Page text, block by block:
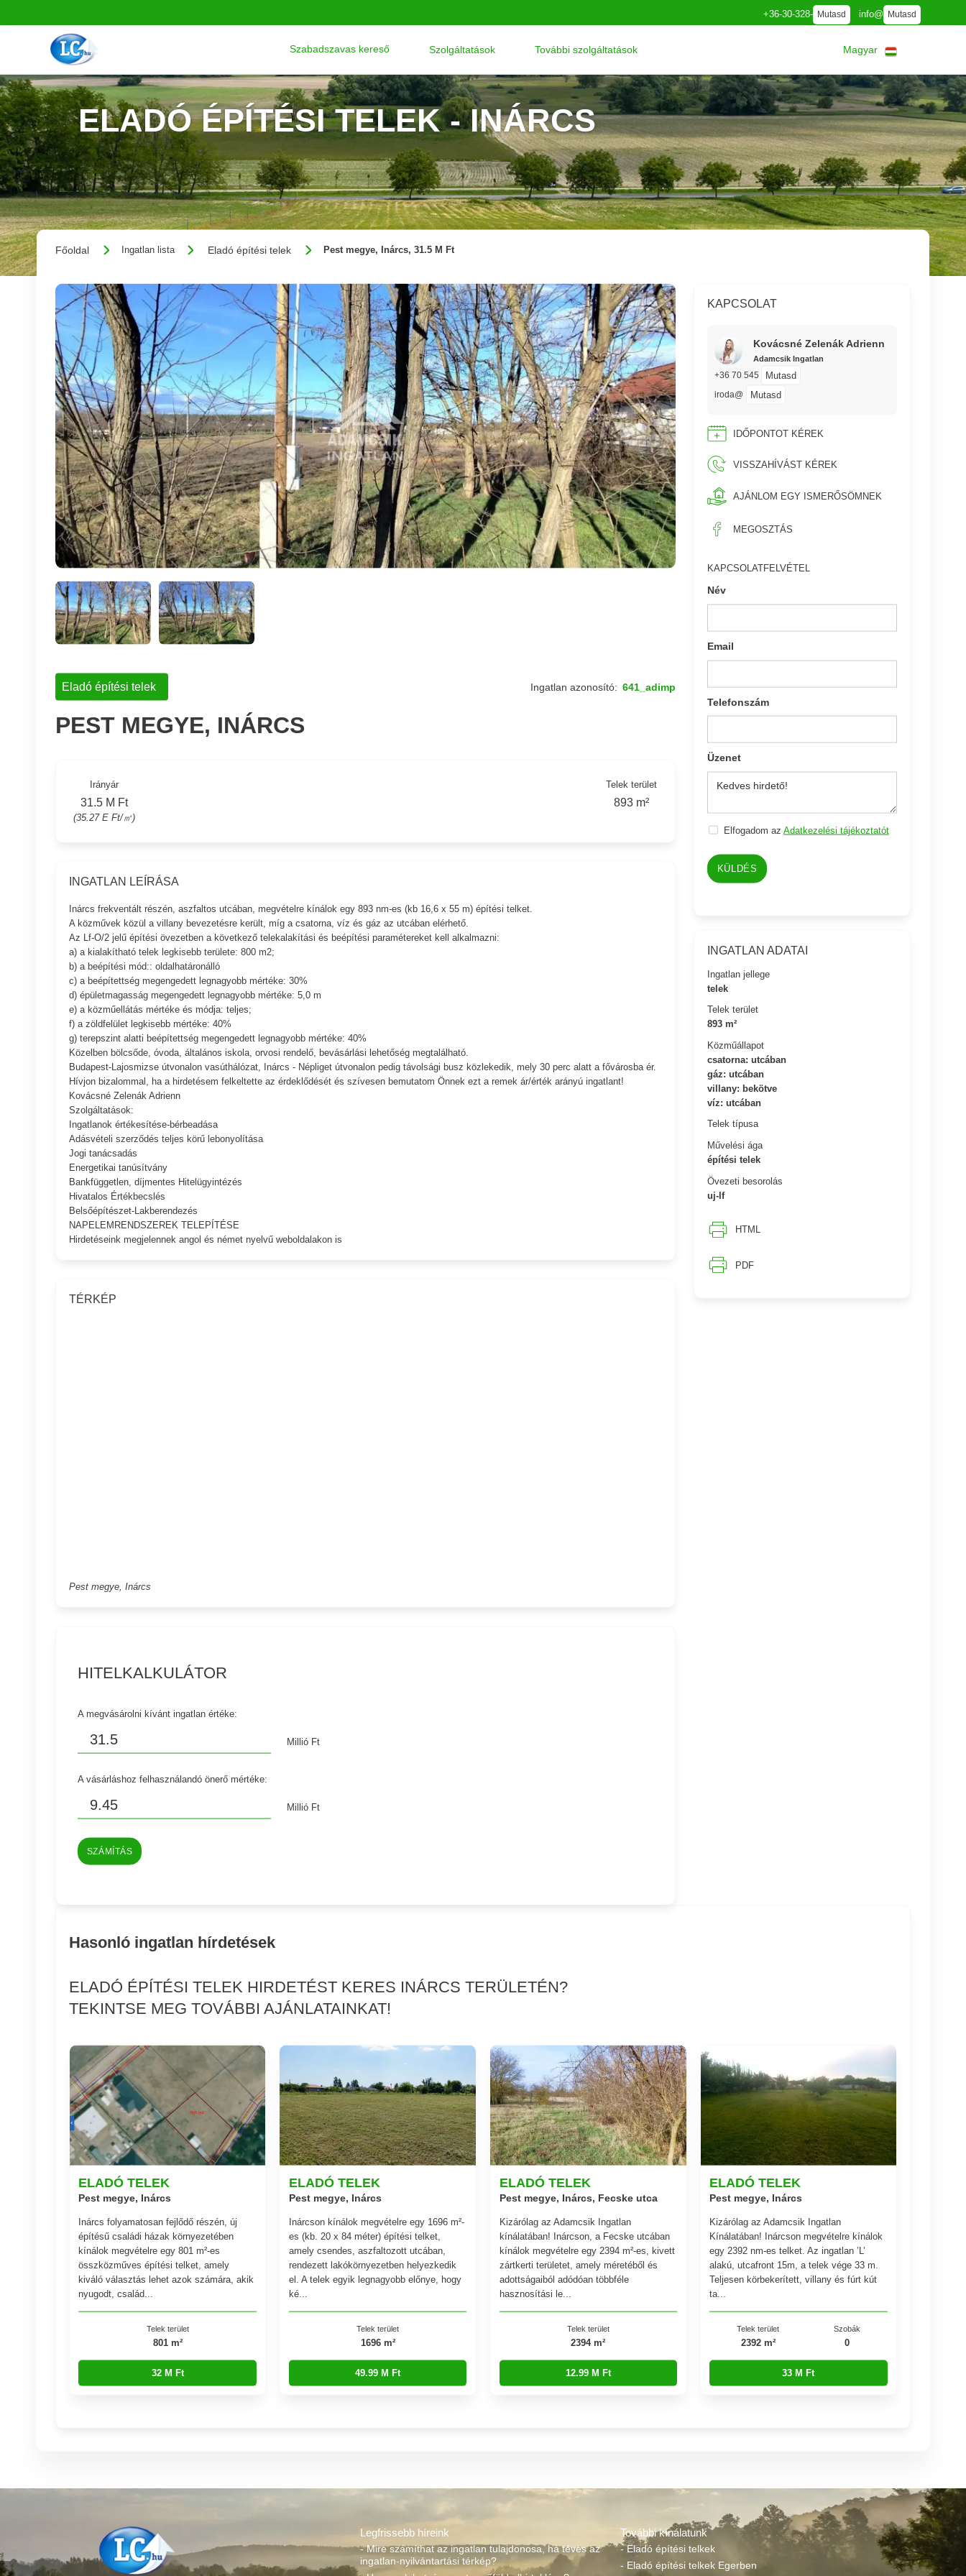
+36-30-328- Mutasd info@ Mutasd
Szabadszavas kereső Szolgáltatások További szolgáltatások Magyar
ELADÓ ÉPÍTÉSI TELEK - INÁRCS
Főoldal Ingatlan lista Eladó építési telek Pest megye, Inárcs, 31.5 M Ft
KAPCSOLAT
Kovácsné Zelenák Adrienn
Adamcsik Ingatlan
+36 70 545 Mutasd
iroda@ Mutasd
IDŐPONTOT KÉREK
VISSZAHÍVÁST KÉREK
AJÁNLOM EGY ISMERŐSÖMNEK
MEGOSZTÁS
KAPCSOLATFELVÉTEL
Név
Email
Telefonszám
Üzenet
Elfogadom az Adatkezelési tájékoztatót
KÜLDÉS
INGATLAN ADATAI
Ingatlan jellege
telek
Telek terület
893 m²
Közműállapot
csatorna: utcában
gáz: utcában
villany: bekötve
víz: utcában
Telek típusa
Művelési ága
építési telek
Övezeti besorolás
uj-lf
HTML
PDF
Eladó építési telek Ingatlan azonosító: 641_adimp
PEST MEGYE, INÁRCS
Irányár
31.5 M Ft
(35.27 E Ft/㎡)
Telek terület
893 m²
INGATLAN LEÍRÁSA
Inárcs frekventált részén, aszfaltos utcában, megvételre kínálok egy 893 nm-es (kb 16,6 x 55 m) építési telket.
A közművek közül a villany bevezetésre került, míg a csatorna, víz és gáz az utcában elérhető.
Az Lf-O/2 jelű építési övezetben a következő telekalakítási és beépítési paramétereket kell alkalmazni:
a) a kialakítható telek legkisebb területe: 800 m2;
b) a beépítési mód:: oldalhatáronálló
c) a beépítettség megengedett legnagyobb mértéke: 30%
d) épületmagasság megengedett legnagyobb mértéke: 5,0 m
e) a közműellátás mértéke és módja: teljes;
f) a zöldfelület legkisebb mértéke: 40%
g) terepszint alatti beépítettség megengedett legnagyobb mértéke: 40%
Közelben bölcsőde, óvoda, általános iskola, orvosi rendelő, bevásárlási lehetőség megtalálható.
Budapest-Lajosmizse útvonalon vasúthálózat, Inárcs - Népliget útvonalon pedig távolsági busz közlekedik, mely 30 perc alatt a fővárosba ér.
Hívjon bizalommal, ha a hirdetésem felkeltette az érdeklődését és szívesen bemutatom Önnek ezt a remek ár/érték arányú ingatlant!
Kovácsné Zelenák Adrienn
Szolgáltatások:
Ingatlanok értékesítése-bérbeadása
Adásvételi szerződés teljes körű lebonyolítása
Jogi tanácsadás
Energetikai tanúsítvány
Bankfüggetlen, díjmentes Hitelügyintézés
Hivatalos Értékbecslés
Belsőépítészet-Lakberendezés
NAPELEMRENDSZEREK TELEPÍTÉSE
Hirdetéseink megjelennek angol és német nyelvű weboldalakon is
TÉRKÉP
Pest megye, Inárcs
HITELKALKULÁTOR
A megvásárolni kívánt ingatlan értéke:
Millió Ft
A vásárláshoz felhasználandó önerő mértéke:
Millió Ft
SZÁMÍTÁS
Hasonló ingatlan hírdetések
ELADÓ ÉPÍTÉSI TELEK HIRDETÉST KERES INÁRCS TERÜLETÉN?
TEKINTSE MEG TOVÁBBI AJÁNLATAINKAT!
ELADÓ TELEK
Pest megye, Inárcs
Inárcs folyamatosan fejlődő részén, új
építésű családi házak környezetében
kínálok megvételre egy 801 m²-es
összközműves építési telket, amely
kiváló választás lehet azok számára, akik
nyugodt, család...
Telek terület
801 m²
32 M Ft
ELADÓ TELEK
Pest megye, Inárcs
Inárcson kínálok megvételre egy 1696 m²-
es (kb. 20 x 84 méter) építési telket,
amely csendes, aszfaltozott utcában,
rendezett lakókörnyezetben helyezkedik
el. A telek egyik legnagyobb előnye, hogy
ké...
Telek terület
1696 m²
49.99 M Ft
ELADÓ TELEK
Pest megye, Inárcs, Fecske utca
Kizárólag az Adamcsik Ingatlan
kínálatában! Inárcson, a Fecske utcában
kínálok megvételre egy 2394 m²-es, kivett
zártkerti területet, amely méretéből és
adottságaiból adódóan többféle
hasznosítási le...
Telek terület
2394 m²
12.99 M Ft
ELADÓ TELEK
Pest megye, Inárcs
Kizárólag az Adamcsik Ingatlan
Kínálatában! Inárcson megvételre kínálok
egy 2392 nm-es telket. Az ingatlan ’L’
alakú, utcafront 15m, a telek vége 33 m.
Teljesen körbekerített, villany és fúrt kút
ta...
Telek terület
2392 m²
Szobák
0
33 M Ft
Legfrissebb híreink
- Mire számíthat az ingatlan tulajdonosa, ha téves az
ingatlan-nyilvántartási térkép?
További kínálatunk
- Eladó építési telkek
- Eladó építési telkek Egerben